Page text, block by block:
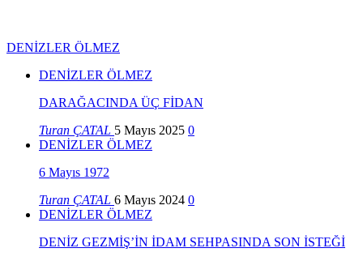
DENİZLER ÖLMEZ
DENİZLER ÖLMEZ
DARAĞACINDA ÜÇ FİDAN
Turan ÇATAL 5 Mayıs 2025 0
DENİZLER ÖLMEZ
6 Mayıs 1972
Turan ÇATAL 6 Mayıs 2024 0
DENİZLER ÖLMEZ
DENİZ GEZMİŞ’İN İDAM SEHPASINDA SON İSTEĞİ